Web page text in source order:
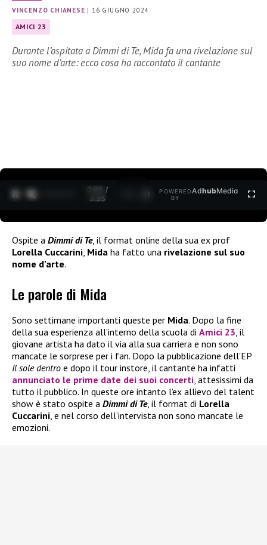
VINCENZO CHIANESE | 16 GIUGNO 2024
AMICI 23
Durante l’ospitata a Dimmi di Te, Mida fa una rivelazione sul
suo nome d’arte: ecco cosa ha raccontato il cantante
0:07 /
3:35
POWERED
BY
AdhubMedia
Ospite a Dimmi di Te, il format online della sua ex prof
Lorella Cuccarini Mida ha fatto una rivelazione sul suo
nome d’arte.
Le parole di Mida
Sono settimane importanti queste per Mida. Dopo la fine
della sua esperienza all’interno della scuola di Amici 23, il
giovane artista ha dato il via alla sua carriera e non sono
mancate le sorprese per i fan. Dopo la pubblicazione dell’EP
Il sole dentro e dopo il tour instore, il cantante ha infatti
annunciato le prime date dei suoi concerti, attesissimi da
tutto il pubblico. In queste ore intanto l’ex allievo del talent
show è stato ospite a Dimmi di Te, il format di Lorella
Cuccarini, e nel corso dell’intervista non sono mancate le
emozioni.